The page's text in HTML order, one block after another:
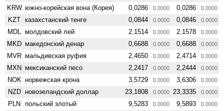
KRW южно-корейская вона (Корея) 0,0286 0.0000 0,0286 0.0000
KZT казахстанский тенге 0,0844 0.0000 0,0846 0.0000
MDL молдовский лей 2,1514 0.0000 2,1578 0.0000
MKD македонский денар 0,6688 0.0000 0,6688 0.0000
MVR мальдивская руфия 2,4650 0.0000 2,4714 0.0000
MXN мексиканский песо 2,2417 0.0000 2,2444 0.0000
NOK норвежская крона 3,5729 0.0000 3,6306 0.0000
NZD ново­зеландский доллар 23,1808 0.0000 23,3335 0.0000
PLN польский злотый 9,5283 0.0000 9,5893 0.0000